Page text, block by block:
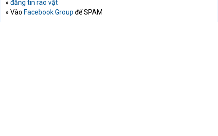
» đăng tin rao vặt
» Vào Facebook Group để SPAM